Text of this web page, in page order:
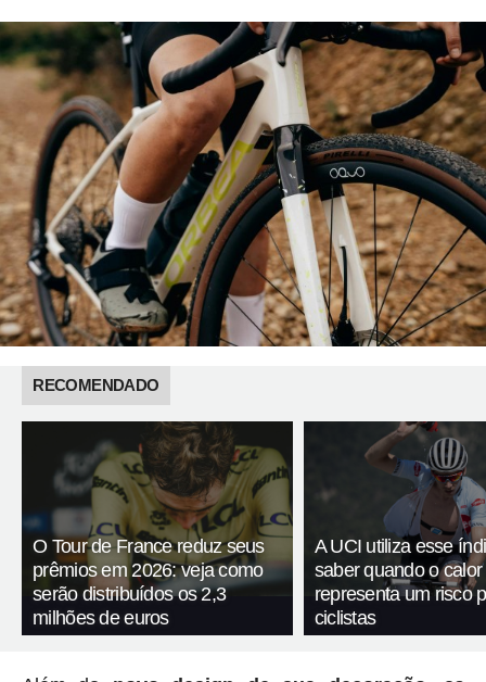
RECOMENDADO
O Tour de France reduz seus
prêmios em 2026: veja como
serão distribuídos os 2,3
milhões de euros
A UCI utiliza esse
saber quando o calor
representa um risco
ciclistas